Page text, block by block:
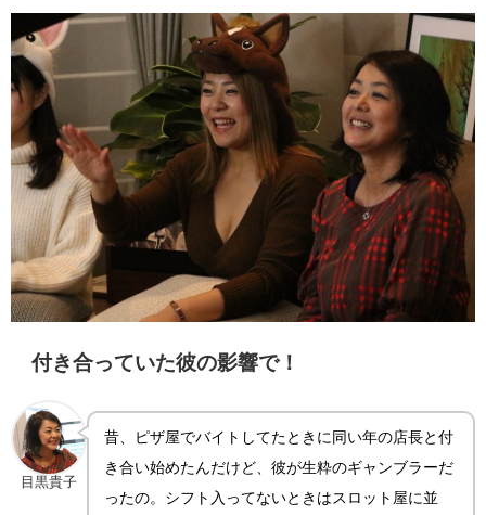
付き合っていた彼の影響で！
目黒貴子
昔、ピザ屋でバイトしてたときに同い年の店長と付
き合い始めたんだけど、彼が生粋のギャンブラーだ
ったの。シフト入ってないときはスロット屋に並